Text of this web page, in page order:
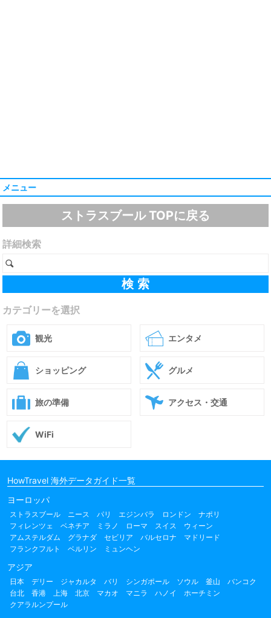
メニュー
ストラスブール TOPに戻る
詳細検索
カテゴリーを選択
観光 エンタメ
ショッピング グルメ
旅の準備 アクセス・交通
WiFi
HowTravel 海外データガイド一覧
ヨーロッパ
ストラスブール ニース パリ エジンバラ ロンドン
ナポリ
フィレンツェ
ベネチア ミラノ ローマ スイス
ウィーン
アムステルダム
グラナダ セビリア バルセロナ
マドリード
フランクフルト
ベルリン ミュンヘン
アジア
日本 デリー ジャカルタ バリ シンガポール ソウル 釜山
バンコク
台北
香港 上海 北京 マカオ マニラ ハノイ
ホーチミン
クアラルンプール